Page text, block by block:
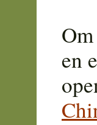
en